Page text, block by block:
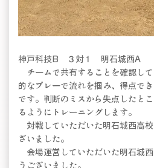
神戸科技B ３対１ 明石城西A
チームで共有することを確認し
的なプレーで流れを掴み、得点で
です。判断のミスから失点したと
るようにトレーニングします。
対戦していただいた明石城西高
ざいました。
会場運営していただいた明石城
うございました。